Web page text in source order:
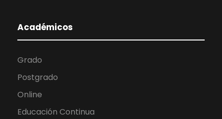
Académicos
Grado
Postgrado
Online
Educación Continua